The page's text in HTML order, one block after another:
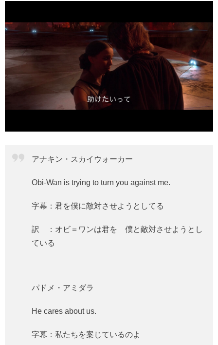
アナキン・スカイウォーカー
Obi-Wan is trying to turn you against me.
字幕：君を僕に敵対させようとしてる
訳 ：オビ＝ワンは君を 僕と敵対させようとし
ている
パドメ・アミダラ
He cares about us.
字幕：私たちを案じているのよ